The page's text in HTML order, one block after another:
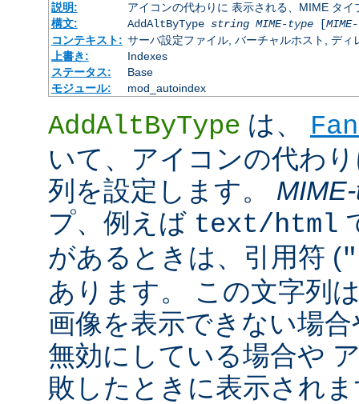
説明:
アイコンの代わりに 表示される、MIME タ
構文:
AddAltByType string MIME-type[
コンテキスト: サーバ設定ファイル, バーチャルホスト, ディ
上書き:
Indexes
ステータス:
Base
モジュール:
mod_autoindex
AddAltByType は、
いて、アイコンの代わ
列を設定します。
プ、例えば text/html
があるときは、引用符 ("
あります。 この文字列
画像を表示できない場
無効にしている場合や
敗したときに表示され